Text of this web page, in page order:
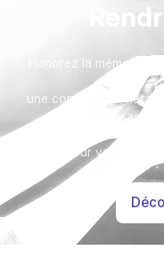
Honorez la mémoire
une composition
message
Toutes nos options
pour vous aider